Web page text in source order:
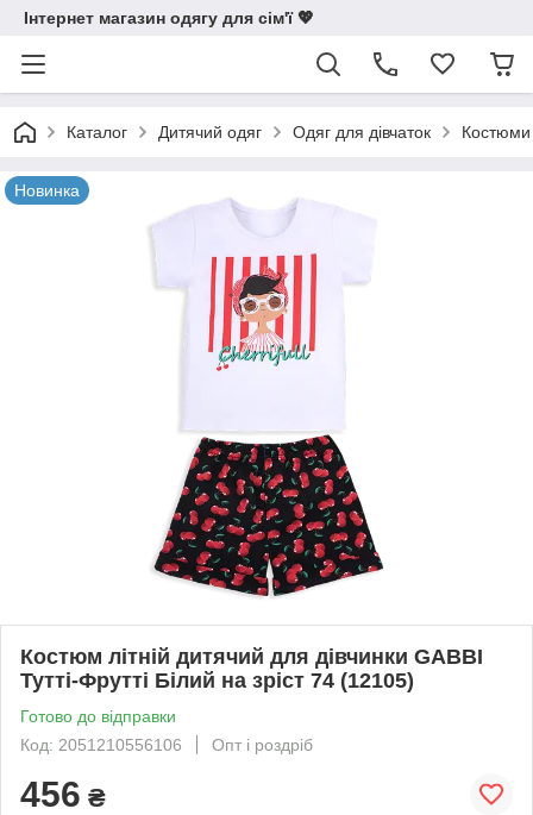
Інтернет магазин одягу для сім'ї 💖
Каталог Дитячий одяг Одяг для дівчаток Костюми
Новинка
Костюм літній дитячий для дівчинки GABBI
Тутті-Фрутті Білий на зріст 74 (12105)
Готово до відправки
Код: 2051210556106
Опт і роздріб
456 ₴